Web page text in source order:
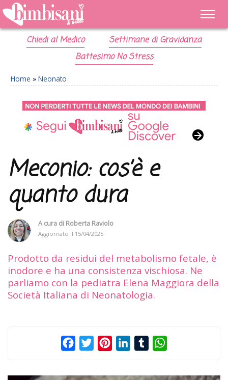
Chiedi al Medico
Settimane di Gravidanza
Battesimo No Stress
Home » Neonato
Meconio: cos’è e
quanto dura
A cura di Roberta Raviolo
Aggiornato il 15/04/2025
Prodotto da residui del metabolismo fetale, è
inodore e ha una consistenza vischiosa. Ne
parliamo con la pediatra Elena Maggiora della
Società Italiana di Neonatologia.
FacebookTwitterPinterestLinkedInTumblr